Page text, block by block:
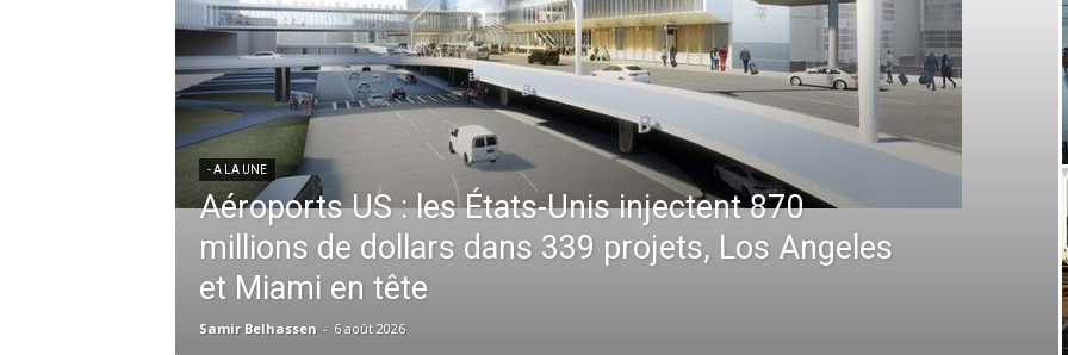
- A LA UNE
Météo aéronautique 2026 : De la prévision à
l’anticipation absolue, comment la technologie
redéfinit les opérations en plein ciel et au sol
Samir Belhassen - 24 juillet 2026